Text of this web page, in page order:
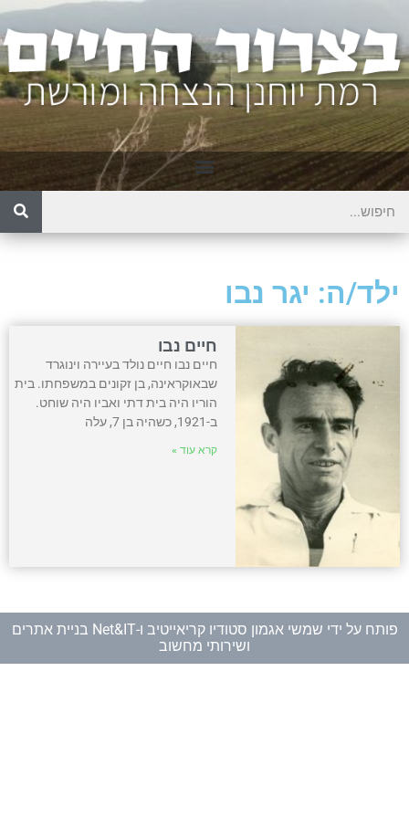
ילד/ה: יגר נבו
חיים נבו
חיים נבו חיים נולד בעיירה וינוגרד
שבאוקראינה, בן זקונים במשפחתו. בית
הוריו היה בית דתי ואביו היה שוחט.
ב-1921, כשהיה בן 7, עלה
קרא עוד »
פותח על ידי שמשי אגמון סטודיו קריאייטיב ו-
Net&IT בניית אתרים
ושירותי מחשוב